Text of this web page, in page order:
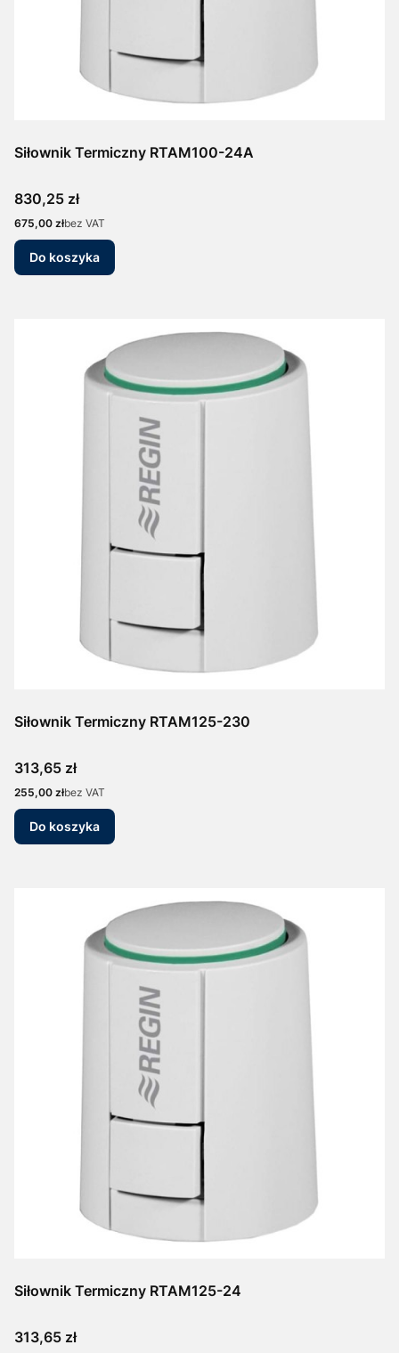
Siłownik Termiczny RTAM100-24A
Cena
830,25 zł
Cena
675,00 złbez VAT
Do koszyka
Siłownik Termiczny RTAM125-230
Cena
313,65 zł
Cena
255,00 złbez VAT
Do koszyka
Siłownik Termiczny RTAM125-24
Cena
313,65 zł